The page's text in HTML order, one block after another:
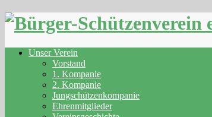
Skip
Unser Verein
Vorstand
1. Kompanie
2. Kompanie
Jungschützenkompanie
Ehrenmitglieder